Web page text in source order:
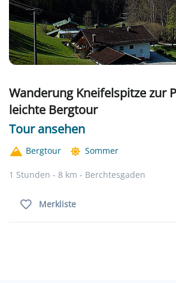
Wanderung Kneifelspitze zur
leichte Bergtour
Tour ansehen
Bergtour Sommer
1 Stunden - 8 km - Berchtesgaden
Merkliste